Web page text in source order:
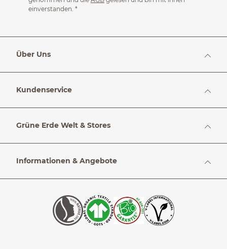
einverstanden. *
Über Uns
Kundenservice
Grüne Erde Welt & Stores
Informationen & Angebote